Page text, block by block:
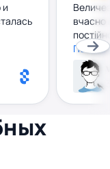
и
вчасно
на всі